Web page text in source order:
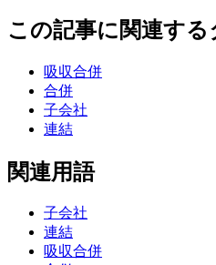
この記事に関連する
吸収合併
合併
子会社
連結
関連用語
子会社
連結
吸収合併